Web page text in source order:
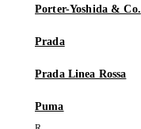
Porter-Yoshida & Co.
Prada
Prada Linea Rossa
Puma